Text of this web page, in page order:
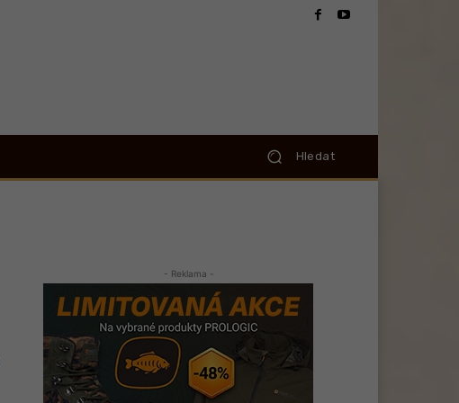
Hledat
- Reklama -